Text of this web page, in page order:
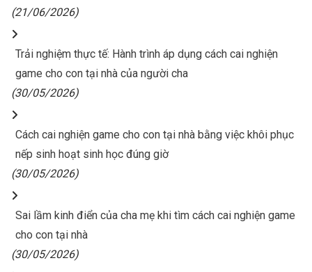
(21/06/2026)
Trải nghiệm thực tế: Hành trình áp dụng cách cai nghiện
game cho con tại nhà của người cha
(30/05/2026)
Cách cai nghiện game cho con tại nhà bằng việc khôi phục
nếp sinh hoạt sinh học đúng giờ
(30/05/2026)
Sai lầm kinh điển của cha mẹ khi tìm cách cai nghiện game
cho con tại nhà
(30/05/2026)